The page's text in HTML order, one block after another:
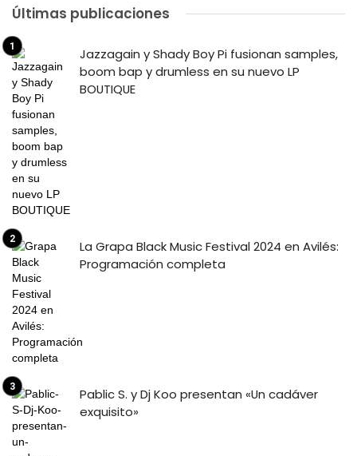
Últimas publicaciones
Jazzagain y Shady Boy Pi fusionan samples,
boom bap y drumless en su nuevo LP
BOUTIQUE
La Grapa Black Music Festival 2024 en Avilés:
Programación completa
Pablic S. y Dj Koo presentan «Un cadáver
exquisito»